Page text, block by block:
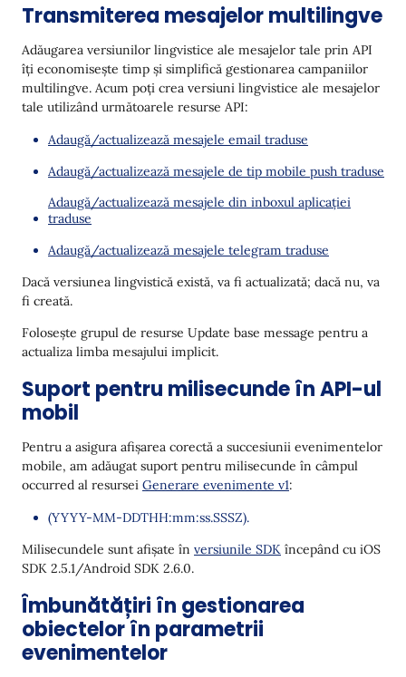
Transmiterea mesajelor multilingve
Adăugarea versiunilor lingvistice ale mesajelor tale prin API
îți economisește timp și simplifică gestionarea campaniilor
multilingve. Acum poți crea versiuni lingvistice ale mesajelor
tale utilizând următoarele resurse API:
Adaugă/actualizează mesajele email traduse
Adaugă/actualizează mesajele de tip mobile push traduse
Adaugă/actualizează mesajele din inboxul aplicației
traduse
Adaugă/actualizează mesajele telegram traduse
Dacă versiunea lingvistică există, va fi actualizată; dacă nu, va
fi creată.
Folosește grupul de resurse Update base message pentru a
actualiza limba mesajului implicit.
Suport pentru milisecunde în API-ul
mobil
Pentru a asigura afișarea corectă a succesiunii evenimentelor
mobile, am adăugat suport pentru milisecunde în câmpul
occurred al resursei Generare evenimente v1:
(YYYY-MM-DDTHH:mm:ss.SSSZ).
Milisecundele sunt afișate în versiunile SDK începând cu iOS
SDK 2.5.1/Android SDK 2.6.0.
Îmbunătățiri în gestionarea
obiectelor în parametrii
evenimentelor